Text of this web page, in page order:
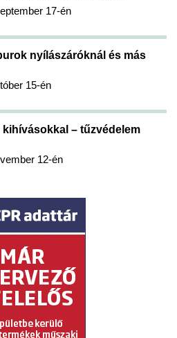
17-én
nyílászáróknál és más
15-én
– tűzvédelem
12-én